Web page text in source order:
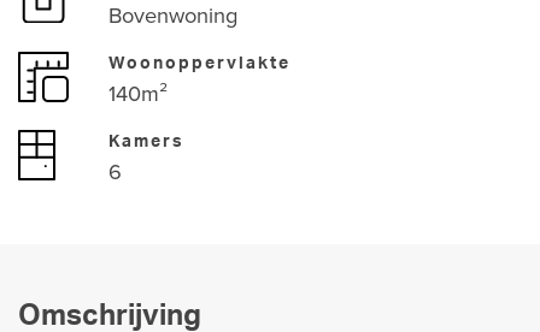
Bovenwoning
Woonoppervlakte
140m²
Kamers
6
Omschrijving